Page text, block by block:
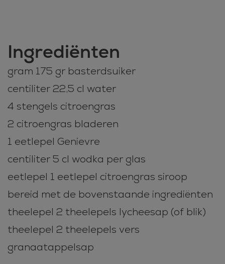
Ingrediënten
gram 175 gr basterdsuiker
centiliter 22,5 cl water
4 stengels citroengras
2 citroengras bladeren
1 eetlepel Genievre
centiliter 5 cl wodka per glas
eetlepel 1 eetlepel citroengras siroop
bereid met de bovenstaande ingrediënten
theelepel 2 theelepels lycheesap (of blik)
theelepel 2 theelepels vers
granaatappelsap